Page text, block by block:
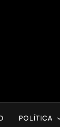
POLÍTICA